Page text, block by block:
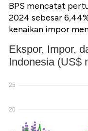
BPS mencatat
2024 sebesar
kenaikan impor